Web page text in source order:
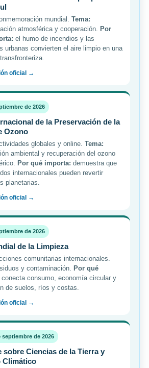
mundial. Tema:
atmosférica y cooperación. Por
el humo de incendios y las
urbanas convierten el aire limpio en una
oficial →
de 2026
de la Preservación de la
Ozono
globales y online. Tema:
ambiental y recuperación del ozono
Por qué importa: demuestra que
internacionales pueden revertir
planetarias.
oficial →
de 2026
de la Limpieza
comunitarias internacionales.
y contaminación. Por qué
conecta consumo, economía circular y
de suelos, ríos y costas.
oficial →
septiembre de 2026
sobre Ciencias de la Tierra y
Climático